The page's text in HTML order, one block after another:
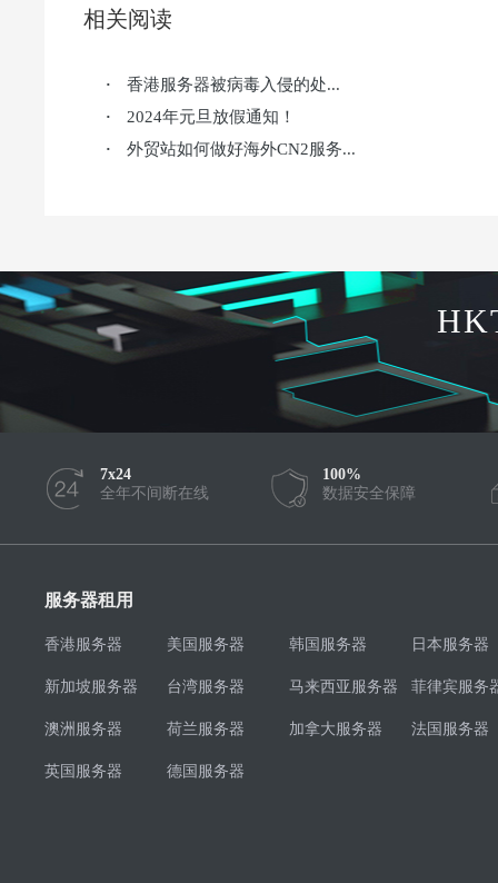
相关阅读
· 香港服务器被病毒入侵的处...
· 2024年元旦放假通知！
· 外贸站如何做好海外CN2服务...
7x24
全年不间断在线
100%
数据安全保障
服务器租用
香港服务器 美国服务器 韩国服务器 日本服务器
新加坡服务器 台湾服务器 马来西亚服务器 菲律宾服务
澳洲服务器 荷兰服务器 加拿大服务器 法国服务器
英国服务器 德国服务器